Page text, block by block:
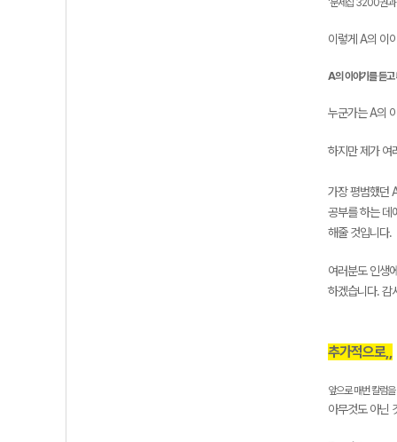
'문제집 3200권과
이렇게 A의 이
A의 이야기를 듣
누군가는 A의
하지만 제가 여
가장 평범했던
공부를 하는 데
해줄 것입니다.
여러분도 인생
하겠습니다. 감
추가적으로,,
앞으로 매번 칼럼
아무것도 아닌